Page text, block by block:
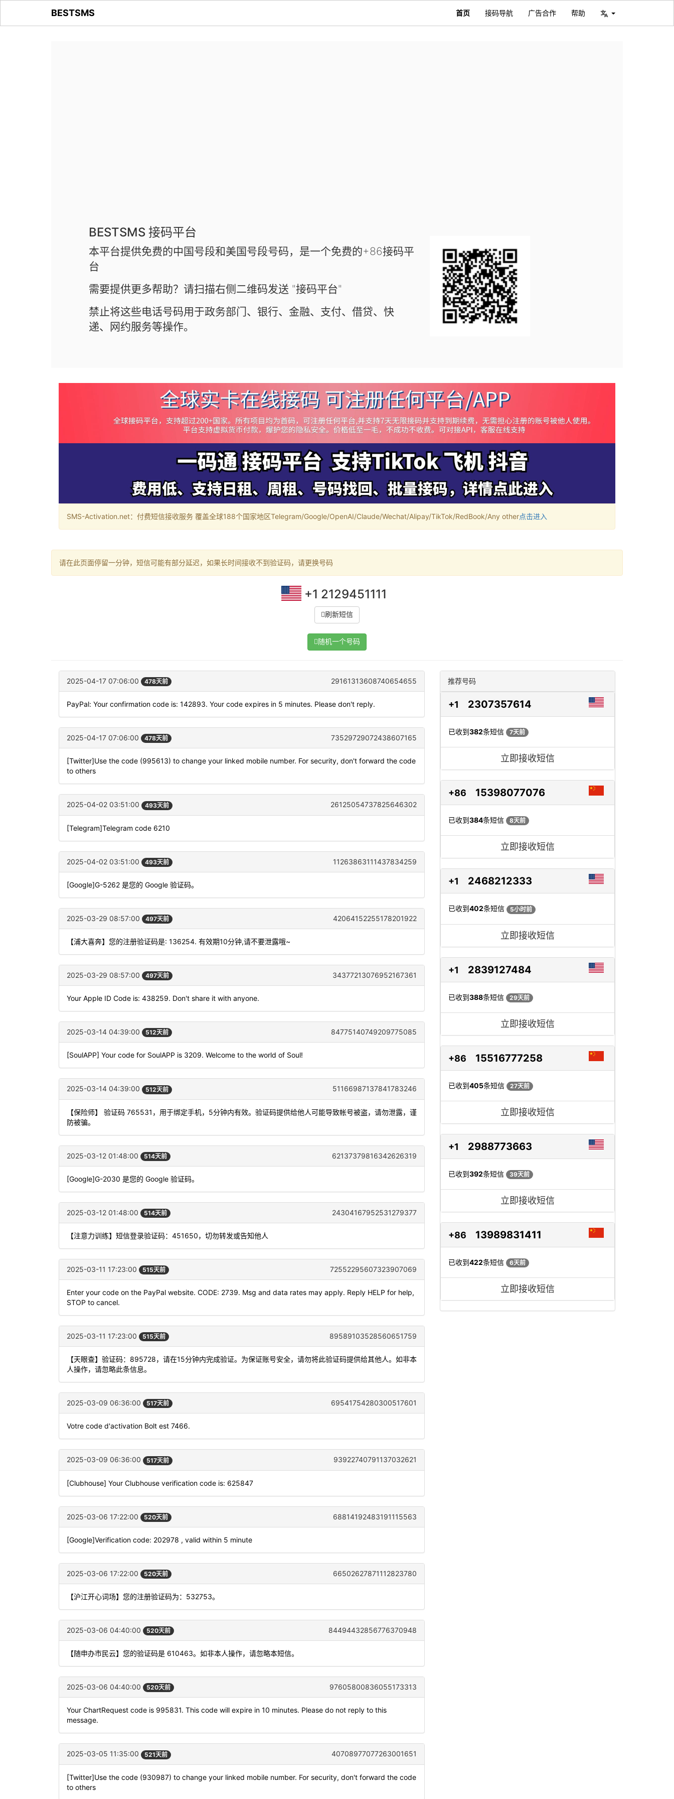
BESTSMS 首页 接码导航 广告合作 帮助
BESTSMS 接码平台
本平台提供免费的中国号段和美国号段号码，是一个免费的+86接码平
台
需要提供更多帮助？请扫描右侧二维码发送 "接码平台"
禁止将这些电话号码用于政务部门、银行、金融、支付、借贷、快
递、网约服务等操作。
SMS-Activation.net：付费短信接收服务 覆盖全球188个国家地区Telegram/Google/OpenAI/Claude/Wechat/Alipay/TikTok/RedBook/Any other点击进入
请在此页面停留一分钟，短信可能有部分延迟，如果长时间接收不到验证码，请更换号码
+1 2129451111
刷新短信
随机一个号码
2025-04-17 07:06:00 478天前 29161313608740654655
PayPal: Your confirmation code is: 142893. Your code expires in 5 minutes. Please don't reply.
2025-04-17 07:06:00 478天前 73529729072438607165
[Twitter]Use the code (995613) to change your linked mobile number. For security, don't forward the code
to others
2025-04-02 03:51:00 493天前 26125054737825646302
[Telegram]Telegram code 6210
2025-04-02 03:51:00 493天前 11263863111437834259
[Google]G-5262 是您的 Google 验证码。
2025-03-29 08:57:00 497天前 42064152255178201922
【浦大喜奔】您的注册验证码是: 136254. 有效期10分钟,请不要泄露哦~
2025-03-29 08:57:00 497天前 34377213076952167361
Your Apple ID Code is: 438259. Don't share it with anyone.
2025-03-14 04:39:00 512天前 84775140749209775085
[SoulAPP] Your code for SoulAPP is 3209. Welcome to the world of Soul!
2025-03-14 04:39:00 512天前 51166987137841783246
【保险师】 验证码 765531，用于绑定手机，5分钟内有效。验证码提供给他人可能导致帐号被盗，请勿泄露，谨
防被骗。
2025-03-12 01:48:00 514天前 62137379816342626319
[Google]G-2030 是您的 Google 验证码。
2025-03-12 01:48:00 514天前 24304167952531279377
【注意力训练】短信登录验证码：451650，切勿转发或告知他人
2025-03-11 17:23:00 515天前 72552295607323907069
Enter your code on the PayPal website. CODE: 2739. Msg and data rates may apply. Reply HELP for help,
STOP to cancel.
2025-03-11 17:23:00 515天前 89589103528560651759
【天眼查】验证码：895728，请在15分钟内完成验证。为保证账号安全，请勿将此验证码提供给其他人。如非本
人操作，请忽略此条信息。
2025-03-09 06:36:00 517天前 69541754280300517601
Votre code d'activation Bolt est 7466.
2025-03-09 06:36:00 517天前 93922740791137032621
[Clubhouse] Your Clubhouse verification code is: 625847
2025-03-06 17:22:00 520天前 68814192483191115563
[Google]Verification code: 202978 , valid within 5 minute
2025-03-06 17:22:00 520天前 66502627871112823780
【沪江开心词场】您的注册验证码为：532753。
2025-03-06 04:40:00 520天前 84494432856776370948
【随申办市民云】您的验证码是 610463。如非本人操作，请忽略本短信。
2025-03-06 04:40:00 520天前 97605800836055173313
Your ChartRequest code is 995831. This code will expire in 10 minutes. Please do not reply to this
message.
2025-03-05 11:35:00 521天前 40708977077263001651
[Twitter]Use the code (930987) to change your linked mobile number. For security, don't forward the code
to others
推荐号码
+1 2307357614
已收到382条短信 7天前
立即接收短信
+86 15398077076
已收到384条短信 8天前
立即接收短信
+1 2468212333
已收到402条短信 5小时前
立即接收短信
+1 2839127484
已收到388条短信 29天前
立即接收短信
+86 15516777258
已收到405条短信 27天前
立即接收短信
+1 2988773663
已收到392条短信 39天前
立即接收短信
+86 13989831411
已收到422条短信 6天前
立即接收短信